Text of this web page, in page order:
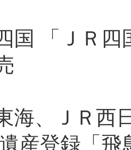
国 「ＪＲ
海、ＪＲ西
産登録「